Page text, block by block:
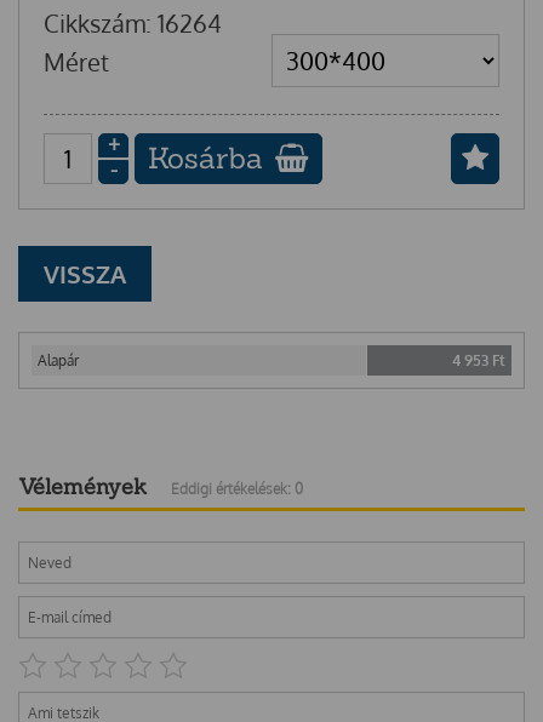
Cikkszám: 16264
Méret
+
-
Kosárba
VISSZA
Alapár 4 953 Ft
Vélemények Eddigi értékelések: 0